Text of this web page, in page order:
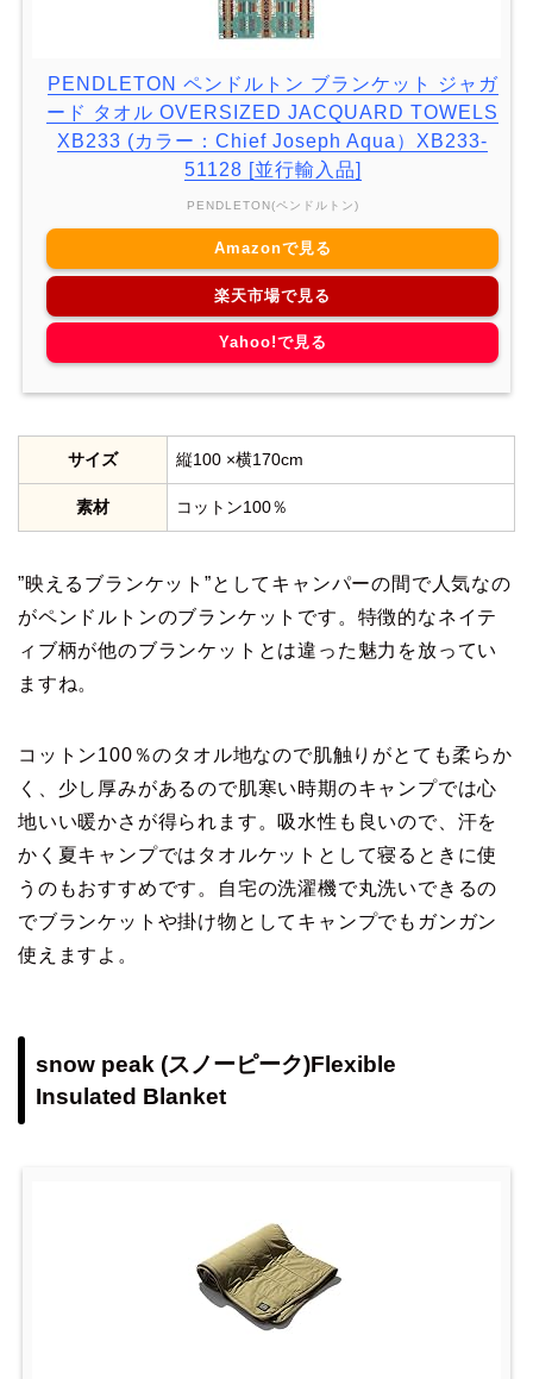
PENDLETON ペンドルトン ブランケット ジャガ
ード タオル OVERSIZED JACQUARD TOWELS
XB233 (カラー：Chief Joseph Aqua）XB233-
51128 [並行輸入品]
PENDLETON(ペンドルトン)
Amazonで見る
楽天市場で見る
Yahoo!で見る
サイズ 縦100 ×横170cm
素材 コットン100％
”映えるブランケット”としてキャンパーの間で人気なの
がペンドルトンのブランケットです。特徴的なネイテ
ィブ柄が他のブランケットとは違った魅力を放ってい
ますね。
コットン100％のタオル地なので肌触りがとても柔らか
く、少し厚みがあるので肌寒い時期のキャンプでは心
地いい暖かさが得られます。吸水性も良いので、汗を
かく夏キャンプではタオルケットとして寝るときに使
うのもおすすめです。自宅の洗濯機で丸洗いできるの
でブランケットや掛け物としてキャンプでもガンガン
使えますよ。
snow peak (スノーピーク)Flexible
Insulated Blanket